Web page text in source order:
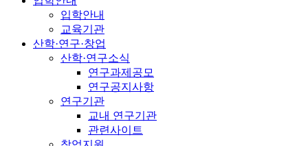
입학안내
교육기관
산학·연구·창업
산학·연구소식
연구과제공모
연구공지사항
연구기관
교내 연구기관
관련사이트